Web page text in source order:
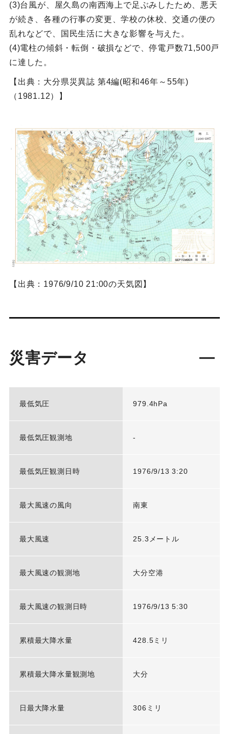
(3)台風が、屋久島の南西海上で足ぶみしたため、悪天
が続き、各種の行事の変更、学校の休校、交通の便の
乱れなどで、国民生活に大きな影響を与えた。
(4)電柱の傾斜・転倒・破損などで、停電戸数71,500戸
に達した。
【出典：大分県災異誌 第4編(昭和46年～55年)
（1981.12）】
【出典：1976/9/10 21:00の天気図】
災害データ
最低気圧 979.4hPa
最低気圧観測地 -
最低気圧観測日時 1976/9/13 3:20
最大風速の風向 南東
最大風速 25.3メートル
最大風速の観測地 大分空港
最大風速の観測日時 1976/9/13 5:30
累積最大降水量 428.5ミリ
累積最大降水量観測地 大分
日最大降水量 306ミリ